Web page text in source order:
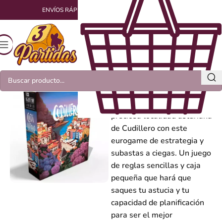
ENVÍOS RÁPIDOS Y EMPAQUETADOS CON AMOR
Cudillero
Déjate transportar hasta la
preciosa localidad asturiana
de Cudillero con este
eurogame de estrategia y
subastas a ciegas. Un juego
de reglas sencillas y caja
pequeña que hará que
saques tu astucia y tu
capacidad de planificación
para ser el mejor